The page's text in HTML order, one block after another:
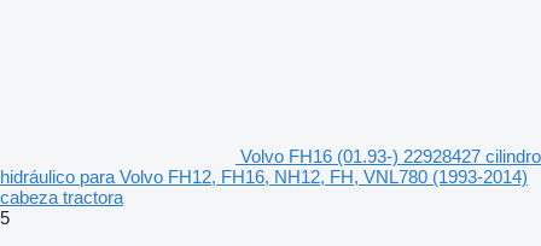
Volvo FH16 (01.93-) 22928427 cilindro
hidráulico para Volvo FH12, FH16, NH12, FH, VNL780 (1993-2014)
cabeza tractora
5